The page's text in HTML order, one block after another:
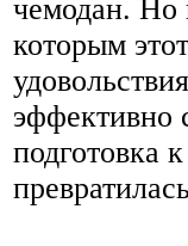
чемодан. Но
которым
эффективно
подготовка